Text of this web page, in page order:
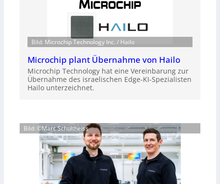
Bild: Microchip Technology Inc. / Hailo
Microchip plant Übernahme von Hailo
Microchip Technology hat eine Vereinbarung zur
Übernahme des israelischen Edge-KI-Spezialisten
Hailo unterzeichnet.
Bild: ©Marc Schultheiss